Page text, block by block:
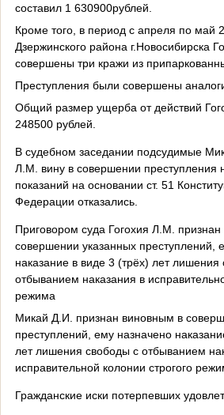
составил 1 630900рублей.
Кроме того, в период с апреля по май
Дзержинского района г.Новосибирска
совершены три кражи из
Преступления были совершены
Общий размер ущерба от действий
248500 рублей.
В судебном заседании подсудимые
Л.М. вину в совершении преступления
показаний на основании ст. 51
Федерации отказались.
Приговором суда Гогохия Л.М.
совершении указанных преступлений,
наказание в виде 3 (трёх) лет лишения
отбыванием наказания в
режима
Микай Д.И. признан виновным в
преступлений, ему назначено
лет лишения свободы с отбыванием
исправительной колонии строгого
Гражданские иски потерпевших